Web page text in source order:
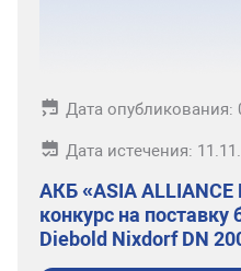
Дата опубликования:
Дата истечения:
АКБ «ASIA ALLIANCE
конкурс на
Diebold Nixdorf DN